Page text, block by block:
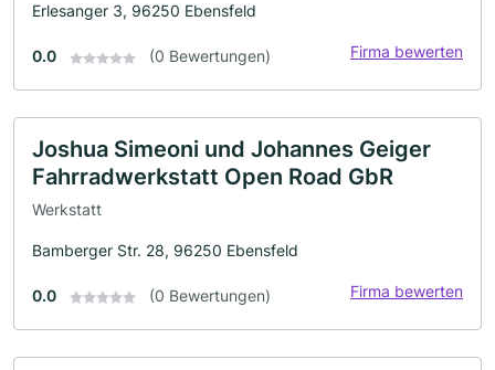
Erlesanger 3, 96250 Ebensfeld
0.0 (0 Bewertungen) Firma bewerten
Joshua Simeoni und Johannes Geiger
Fahrradwerkstatt Open Road GbR
Werkstatt
Bamberger Str. 28, 96250 Ebensfeld
0.0 (0 Bewertungen) Firma bewerten